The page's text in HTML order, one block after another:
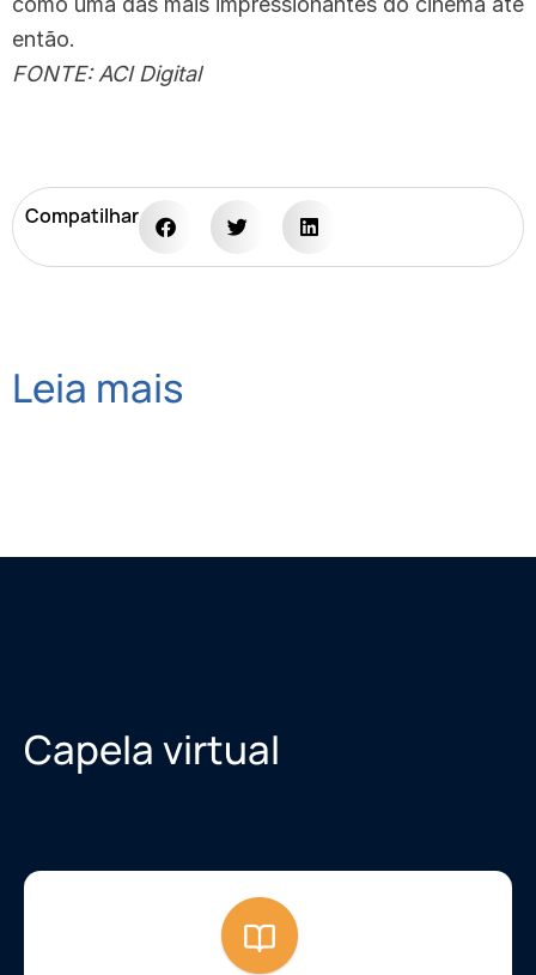
então.
FONTE: ACI Digital
Compatilhar
Leia mais
Capela virtual